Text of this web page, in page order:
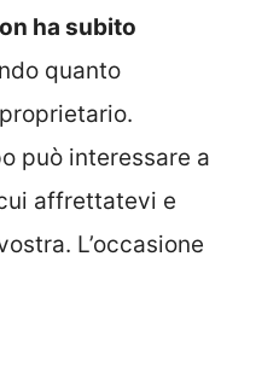
ha subito
quanto
può interessare a
affrettatevi e
L’occasione